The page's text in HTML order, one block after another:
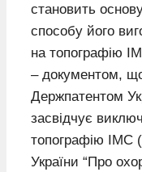
становить
способу його
на топографію
– документом,
Держпатентом
засвідчує
топографію ІМС
України “Про